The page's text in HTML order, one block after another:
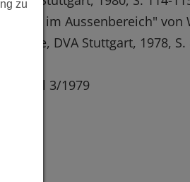
"Holz im Aussenbereich" von
Ruske, DVA Stuttgart, 1978, S.
Detail 3/1979
zu